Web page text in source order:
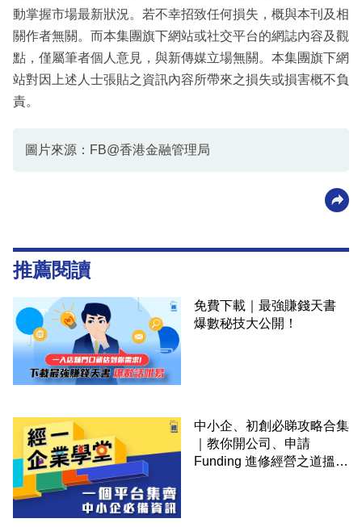
動掌握市場最新狀況。若不幸招致任何損失，概與本刊及相
關作者無關。而本集團旗下網站或社交平台的網誌內容及觀
點，僅屬筆者個人意見，與新傳媒立場無關。本集團旗下網
站對因上述人士張貼之資訊內容所帶來之損失或損害概不負
責。
圖片來源：FB@香港金融管理局
推薦閱讀
免費下載｜最強賺錢天書
爆數秘技大公開！
中小企、初創必睇攻略合集
｜教你開公司、申請
Funding 進修經營之道搵大